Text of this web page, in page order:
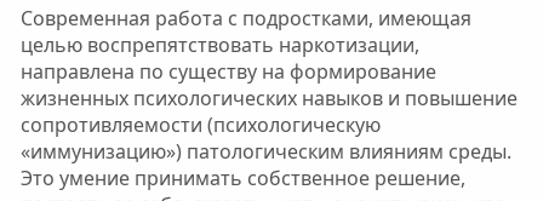
Современная работа с подростками, имеющая
целью воспрепятствовать наркотизации,
направлена по существу на формирование
жизненных психологических навыков и повышение
сопротивляемости (психологическую
«иммунизацию») патологическим влияниям среды.
Это умение принимать собственное решение,